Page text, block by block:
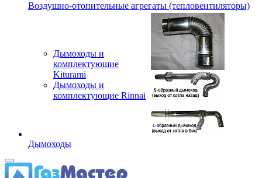
Воздушно-отопительные агрегаты (тепловентиляторы)
Дымоходы и
комплектующие
Kiturami
Дымоходы и
комплектующие Rinnai
Дымоходы